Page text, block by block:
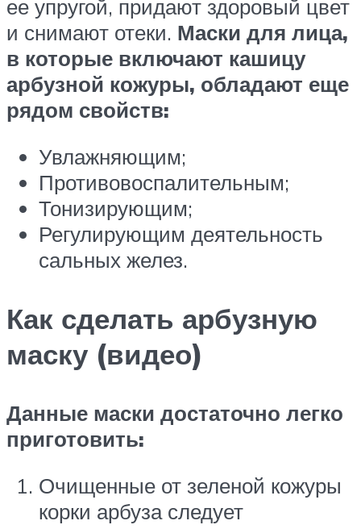
ее упругой, придают здоровый цвет
и снимают отеки. Маски для лица,
в которые включают кашицу
арбузной кожуры, обладают еще
рядом свойств:
Увлажняющим;
Противовоспалительным;
Тонизирующим;
Регулирующим деятельность
сальных желез.
Как сделать арбузную
маску (видео)
Данные маски достаточно легко
приготовить:
Очищенные от зеленой кожуры
корки арбуза следует